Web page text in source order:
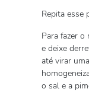
Repita esse
Para fazer
e deixe
até virar
o sal e a